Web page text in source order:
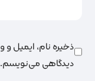
ذخیره نام، ایمیل و
دیدگاهی می‌نویسم.